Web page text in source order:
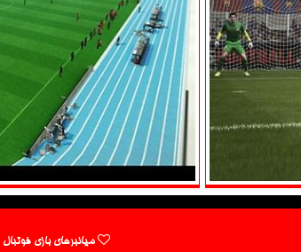
میانبرهای بازی فوتبال